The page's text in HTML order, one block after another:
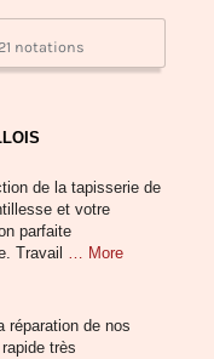
notations
de la tapisserie de
et votre
parfaite
Travail
… More
réparation de nos
très